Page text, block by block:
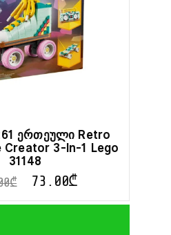
ერთეული Retro
Creator 3-In-1 Lego
31148
₾ 73.00₾